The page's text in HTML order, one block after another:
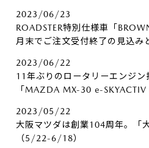
2023/06/23
ROADSTER特別仕様車「
月末でご注文受付終了の見込み
2023/06/22
11年ぶりのロータリーエンジ
「MAZDA MX-30 e-
2023/05/22
大阪マツダは創業104周年。「
（5/22-6/18）